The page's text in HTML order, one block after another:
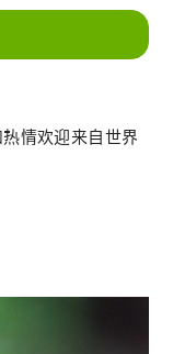
情欢迎来自世界